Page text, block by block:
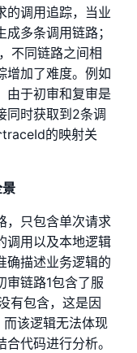
的调用追踪，当业
多条调用链路；
不同链路之间相
增加了难度。例如
由于初审和复审是
同时获取到2条调
的映射关
，只包含单次请求
调用以及本地逻辑
确描述业务逻辑的
审链路1包含了服
有包含，这是因
而该逻辑无法体现
代码进行分析。